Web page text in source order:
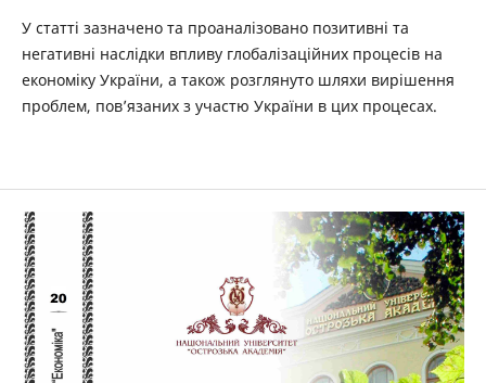
У статті зазначено та проаналізовано позитивні та
негативні наслідки впливу глобалізаційних процесів на
економіку України, а також розглянуто шляхи вирішення
проблем, пов’язаних з участю України в цих процесах.